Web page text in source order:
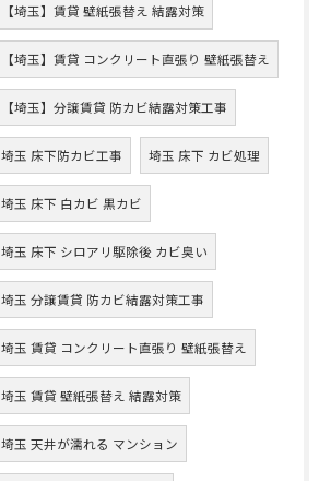
【埼玉】賃貸 壁紙張替え 結露対策
【埼玉】賃貸 コンクリート直張り 壁紙張替え
【埼玉】分譲賃貸 防カビ結露対策工事
埼玉 床下防カビ工事 埼玉 床下 カビ処理
埼玉 床下 白カビ 黒カビ
埼玉 床下 シロアリ駆除後 カビ臭い
埼玉 分譲賃貸 防カビ結露対策工事
埼玉 賃貸 コンクリート直張り 壁紙張替え
埼玉 賃貸 壁紙張替え 結露対策
埼玉 天井が濡れる マンション